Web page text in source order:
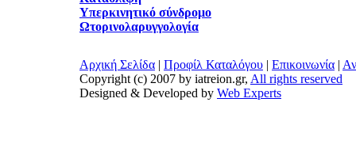
Υπερκινητικό σύνδρομο
Ωτορινολαρυγγολογία
Αρχική Σελίδα | Προφίλ Καταλόγου | Επικοινωνία |
Copyright (c) 2007 by iatreion.gr, All rights reserved
Designed & Developed by Web Experts